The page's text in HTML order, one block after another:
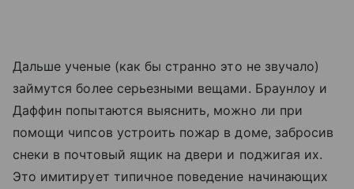
Дальше ученые (как бы странно это не звучало)
займутся более серьезными вещами. Браунлоу и
Даффин попытаются выяснить, можно ли при
помощи чипсов устроить пожар в доме, забросив
снеки в почтовый ящик на двери и поджигая их.
Это имитирует типичное поведение начинающих